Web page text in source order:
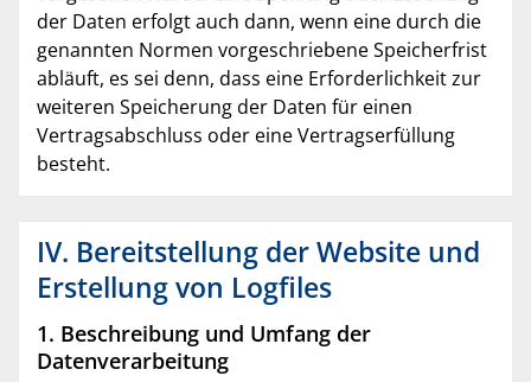
der Daten erfolgt auch dann, wenn eine durch die
genannten Normen vorgeschriebene Speicherfrist
abläuft, es sei denn, dass eine Erforderlichkeit zur
weiteren Speicherung der Daten für einen
Vertragsabschluss oder eine Vertragserfüllung
besteht.
IV. Bereitstellung der Website und
Erstellung von Logfiles
1. Beschreibung und Umfang der
Datenverarbeitung